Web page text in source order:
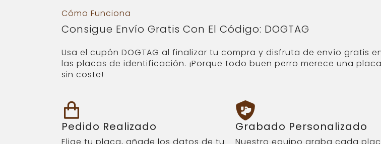
Cómo Funciona
Consigue Envío Gratis Con El Código: DOGTAG
Usa el cupón DOGTAG al finalizar tu compra y disfruta de envío gratis
las placas de identificación. ¡Porque todo buen perro merece una
sin coste!
Pedido Realizado
Elige tu placa, añade los datos de tu
Grabado Personalizado
Nuestro equipo graba cada